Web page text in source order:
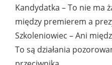
Kandydatka – To nie ma
między premierem a
Szkoleniowiec – Ani
To są działania